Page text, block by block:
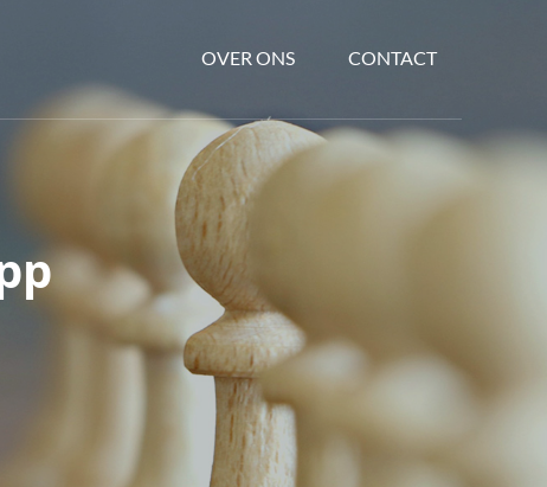
OVER ONS CONTACT